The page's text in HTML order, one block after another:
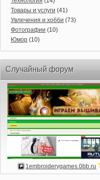
Товары и услуги (41)
Увлечения и хобби (73)
Фотографии (10)
Юмор (10)
Случайный форум
1embroiderygames.0bb.ru